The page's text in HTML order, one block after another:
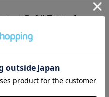
：9号 【着用カラー】ニッ
ージュ バッグ：ブラック
ジュアルコーデ。 涼しく着
チスリーブニット。1枚で活
おすすめ。薄手で軽い素材感
しも抜群。ボトムは、ウエス
なイージーパンツ。すっきり